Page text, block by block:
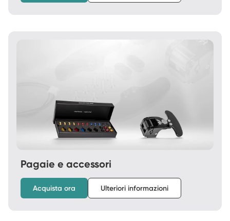
Pagaie e accessori
Acquista ora Ulteriori informazioni